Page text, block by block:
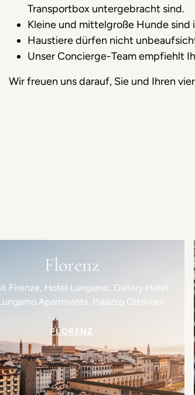
Transportbox untergebracht sind.
Kleine und mittelgroße Hunde sind
Haustiere dürfen nicht
Unser Concierge-Team empfiehlt
Wir freuen uns darauf, Sie und Ihren
Florenz
Firenze, Hotel Lungarno, Gallery Hotel
Apartments, Palazzo Ottaviani
FLORENZ